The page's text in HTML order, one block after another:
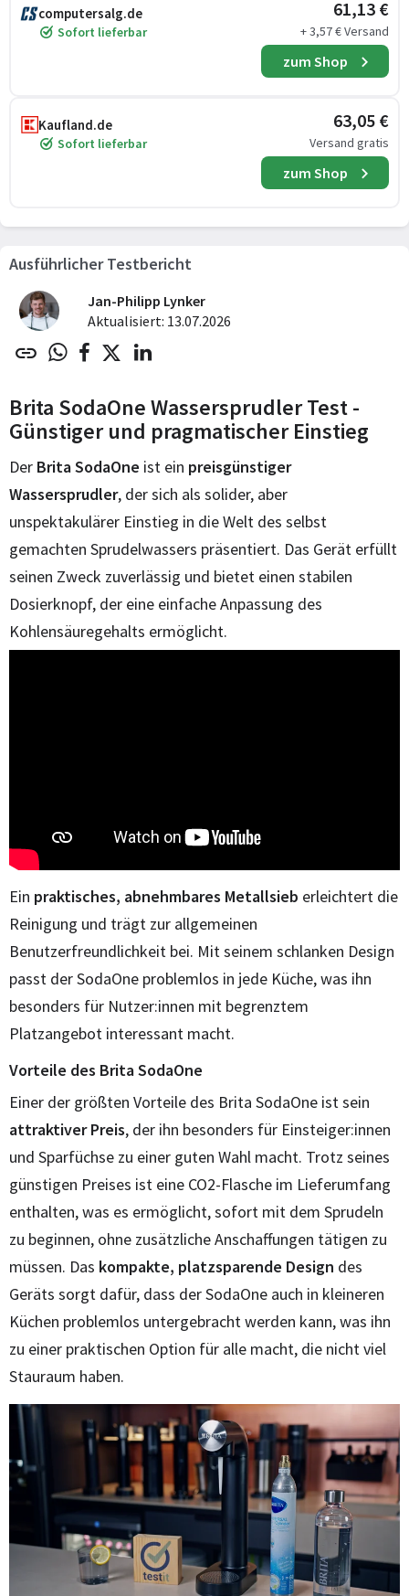
computersalg.de
Sofort lieferbar
61,13 €
+ 3,57 € Versand
zum Shop
Kaufland.de
Sofort lieferbar
63,05 €
Versand gratis
zum Shop
Ausführlicher Testbericht
Jan-Philipp Lynker
Aktualisiert: 13.07.2026
Brita SodaOne Wassersprudler Test -
Günstiger und pragmatischer Einstieg
Der Brita SodaOne ist ein preisgünstiger
Wassersprudler, der sich als solider, aber
unspektakulärer Einstieg in die Welt des selbst
gemachten Sprudelwassers präsentiert. Das Gerät erfüllt
seinen Zweck zuverlässig und bietet einen stabilen
Dosierknopf, der eine einfache Anpassung des
Kohlensäuregehalts ermöglicht.
Ein praktisches, abnehmbares Metallsieb erleichtert die
Reinigung und trägt zur allgemeinen
Benutzerfreundlichkeit bei. Mit seinem schlanken Design
passt der SodaOne problemlos in jede Küche, was ihn
besonders für Nutzer:innen mit begrenztem
Platzangebot interessant macht.
Vorteile des Brita SodaOne
Einer der größten Vorteile des Brita SodaOne ist sein
attraktiver Preis, der ihn besonders für Einsteiger:innen
und Sparfüchse zu einer guten Wahl macht. Trotz seines
günstigen Preises ist eine CO2-Flasche im Lieferumfang
enthalten, was es ermöglicht, sofort mit dem Sprudeln
zu beginnen, ohne zusätzliche Anschaffungen tätigen zu
müssen. Das kompakte, platzsparende Design des
Geräts sorgt dafür, dass der SodaOne auch in kleineren
Küchen problemlos untergebracht werden kann, was ihn
zu einer praktischen Option für alle macht, die nicht viel
Stauraum haben.